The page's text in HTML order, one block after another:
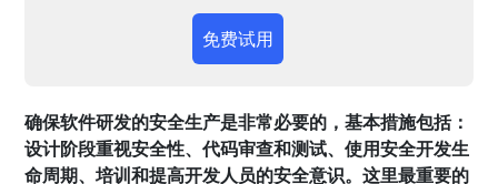
免费试用
确保软件研发的安全生产是非常必要的，基本措施包括：
设计阶段重视安全性、代码审查和测试、使用安全开发生
命周期、培训和提高开发人员的安全意识。这里最重要的